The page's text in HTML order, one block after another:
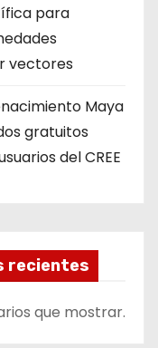
para
vectores
Maya
gratuitos
del CREE
recientes
que mostrar.